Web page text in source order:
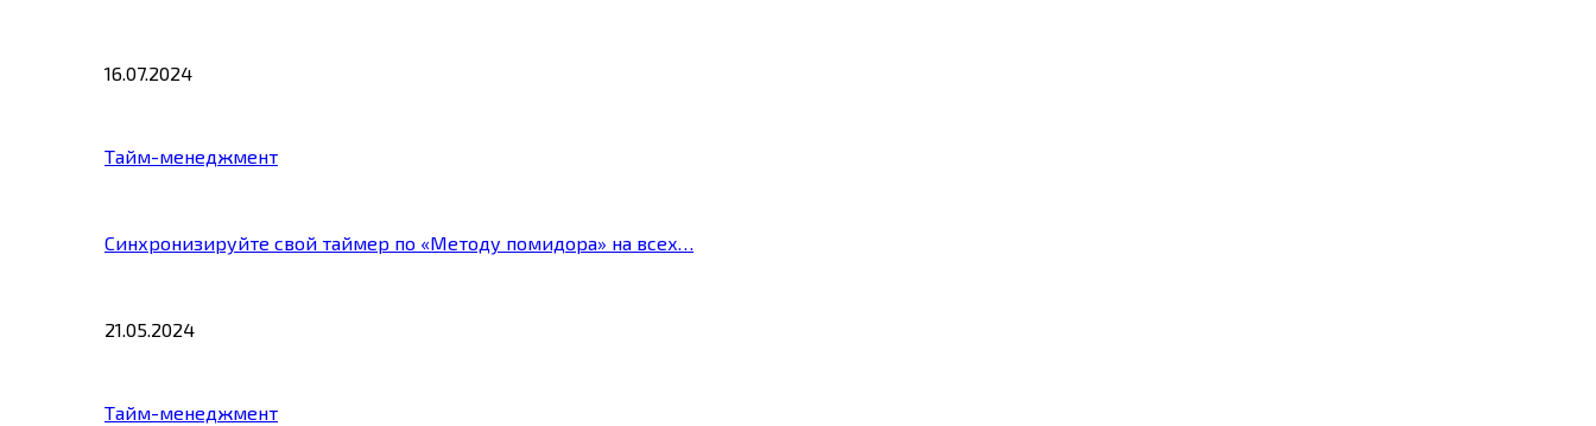
16.07.2024
Тайм-менеджмент
Синхронизируйте свой таймер по «Методу помидора» на всех…
21.05.2024
Тайм-менеджмент